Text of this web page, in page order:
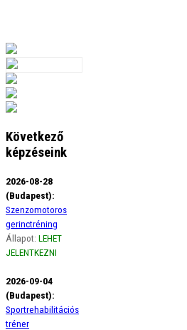
Következő
képzéseink
2026-08-28
(Budapest):
Szenzomotoros
gerinctréning
Állapot: LEHET
JELENTKEZNI
2026-09-04
(Budapest):
Sportrehabilitációs
tréner